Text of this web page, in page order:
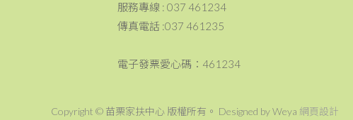
服務專線 : 037 461234
傳真電話 :037 461235
電子發票愛心碼：461234
Copyright © 苗栗家扶中心 版權所有。 Designed by Weya 網頁設計